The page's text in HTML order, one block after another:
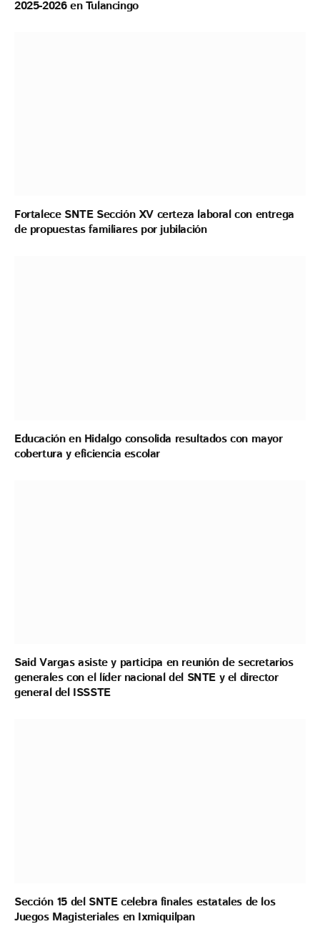
2025-2026 en Tulancingo
Fortalece SNTE Sección XV certeza laboral con entrega
de propuestas familiares por jubilación
Educación en Hidalgo consolida resultados con mayor
cobertura y eficiencia escolar
Said Vargas asiste y participa en reunión de secretarios
generales con el líder nacional del SNTE y el director
general del ISSSTE
Sección 15 del SNTE celebra finales estatales de los
Juegos Magisteriales en Ixmiquilpan